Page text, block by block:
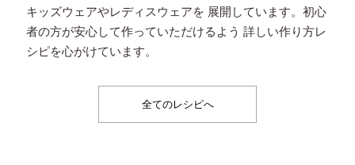
キッズウェアやレディスウェアを 展開しています。初心
者の方が安心して作っていただけるよう 詳しい作り方レ
シピを心がけています。
全てのレシピへ